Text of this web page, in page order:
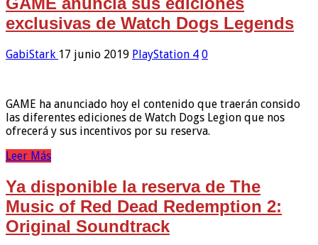
exclusivas de Watch Dogs Legends
GabiStark 17 junio 2019 PlayStation 4 0
GAME ha anunciado hoy el contenido que traerán consido
las diferentes ediciones de Watch Dogs Legion que nos
ofrecerá y sus incentivos por su reserva.
Leer Más
Ya disponible la reserva de The
Music of Red Dead Redemption 2:
Original Soundtrack